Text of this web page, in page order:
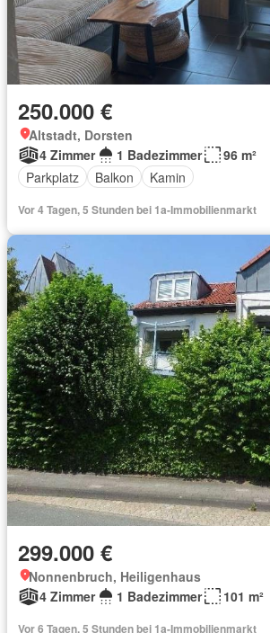
250.000 €
Altstadt, Dorsten
4 Zimmer
1 Badezimmer
96 m²
Parkplatz
Balkon Kamin
Vor 4 Tagen, 5 Stunden bei 1a-Immobilienmarkt
299.000 €
Nonnenbruch, Heiligenhaus
4 Zimmer
1 Badezimmer 101 m²
Vor 6 Tagen, 5 Stunden bei 1a-Immobilienmarkt